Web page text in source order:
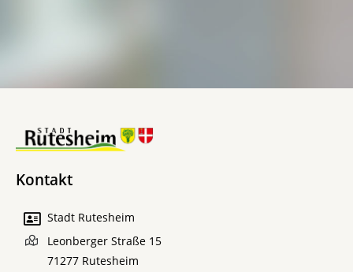
Kontakt
Stadt Rutesheim
Leonberger Straße 15
71277 Rutesheim